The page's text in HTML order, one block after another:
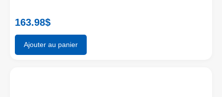
163.98$
Ajouter au panier